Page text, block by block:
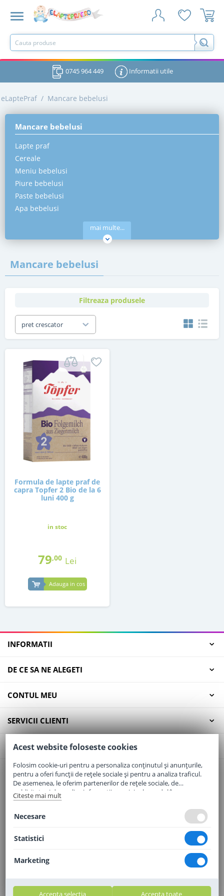
0745 964 449 Informatii utile
eLaptePraf / Mancare bebelusi
Mancare bebelusi
Lapte praf
Cereale
Meniu bebelusi
Piure bebelusi
Paste bebelusi
Apa bebelusi
mai multe...
Mancare bebelusi
Filtreaza produsele
pret crescator
Formula de lapte praf de
capra Topfer 2 Bio de la 6
luni 400 g
in stoc
79,00 Lei
Adauga in cos
INFORMATII
DE CE SA NE ALEGETI
CONTUL MEU
SERVICII CLIENTI
CONTACT
Email:office@elaptepraf.ro
Telefon:0745-964-449
Adresa:Sos. Borsului, Nr. 20, Oradea, Jud. Bihor
Acest website foloseste cookies
Folosim cookie-uri pentru a personaliza conținutul și anunțurile,
pentru a oferi funcții de rețele sociale și pentru a analiza traficul.
De asemenea, le oferim partenerilor de rețele sociale, de
publicitate și de analize informații cu privire la modul în care
folosiți site-ul nostru. Aceștia le pot combina cu alte informații
Citeste mai mult
Necesare
Statistici
Marketing
Accepta selectia Accepta toate